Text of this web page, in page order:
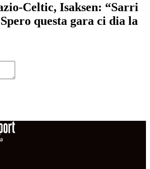
Celtic, Isaksen: “Sarri
questa gara ci dia la